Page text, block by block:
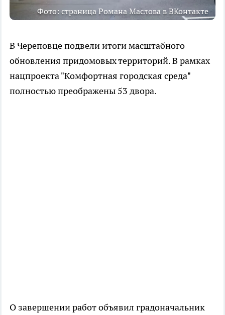
Фото: страница Романа Маслова в ВКонтакте
В Череповце подвели итоги масштабного
обновления придомовых территорий. В рамках
нацпроекта "Комфортная городская среда"
полностью преображены 53 двора.
О завершении работ объявил градоначальник